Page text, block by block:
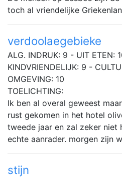
toch al vriendelijke
verdoolaegebieke
ALG. INDRUK: 9 - UIT ETEN:
KINDVRIENDELIJK: 9 -
OMGEVING: 10
TOELICHTING:
Ik ben al overal geweest
rust gekomen in het hotel
tweede jaar en zal zeker niet
echte aanrader. morgen zijn
stijn